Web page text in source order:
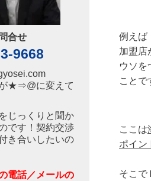
例えば
加盟店
ウソを
ことで
ここは
ポイン
そこで
合せ
9668
★⇒@に変えて
じっくりと聞か
です！契約交渉
き合いしたいの
電話／メールの